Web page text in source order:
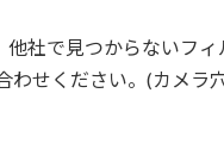
社で見つからないフィ
わせください。(カメラ